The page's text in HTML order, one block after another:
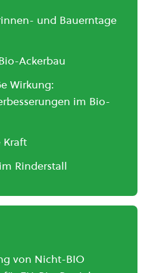
und Bauerntage
Ackerbau
Wirkung:
im Bio-
Rinderstall
von Nicht-BIO